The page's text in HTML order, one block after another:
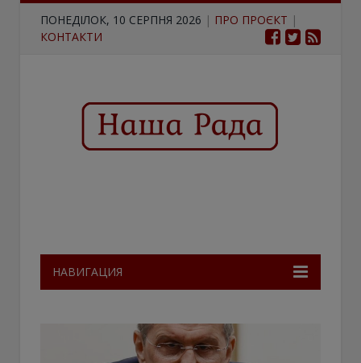
ПОНЕДІЛОК, 10 СЕРПНЯ 2026 | ПРО ПРОЄКТ |
КОНТАКТИ
НАВИГАЦИЯ